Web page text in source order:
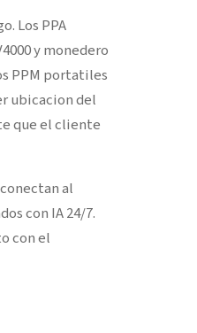
Los PPA
y monedero
PPM portatiles
ubicacion del
que el cliente
al
con IA 24/7.
con el